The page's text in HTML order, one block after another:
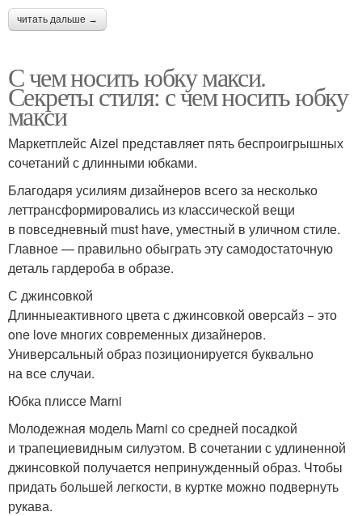
читать дальше →
С чем носить юбку макси.
Секреты стиля: с чем носить юбку
макси
Маркетплейс Aizel представляет пять беспроигрышных
сочетаний с длинными юбками.
Благодаря усилиям дизайнеров всего за несколько
леттрансформировались из классической вещи
в повседневный must have, уместный в уличном стиле.
Главное — правильно обыграть эту самодостаточную
деталь гардероба в образе.
С джинсовкой
Длинныеактивного цвета с джинсовкой оверсайз − это
one love многих современных дизайнеров.
Универсальный образ позиционируется буквально
на все случаи.
Юбка плиссе Marni
Молодежная модель Marni со средней посадкой
и трапециевидным силуэтом. В сочетании с удлиненной
джинсовкой получается непринужденный образ. Чтобы
придать большей легкости, в куртке можно подвернуть
рукава.